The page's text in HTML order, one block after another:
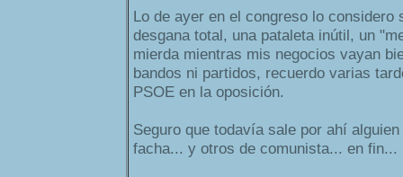
Lo de ayer en el congreso lo considero
desgana total, una pataleta inútil, un
mierda mientras mis negocios vayan
bandos ni partidos, recuerdo varias
PSOE en la oposición.
Seguro que todavía sale por ahí
facha... y otros de comunista... en fin...